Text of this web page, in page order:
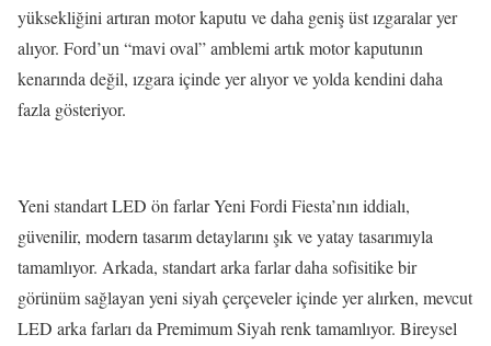
yüksekliğini artıran motor kaputu ve daha geniş üst ızgaralar yer
alıyor. Ford’un “mavi oval” amblemi artık motor kaputunın
kenarında değil, ızgara içinde yer alıyor ve yolda kendini daha
fazla gösteriyor.
Yeni standart LED ön farlar Yeni Fordi Fiesta’nın iddialı,
güvenilir, modern tasarım detaylarını şık ve yatay tasarımıyla
tamamlıyor. Arkada, standart arka farlar daha sofisitike bir
görünüm sağlayan yeni siyah çerçeveler içinde yer alırken, mevcut
LED arka farları da Premimum Siyah renk tamamlıyor. Bireysel